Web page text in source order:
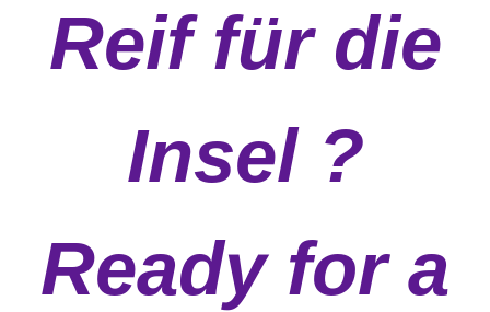
Reif für die
Insel ?
Ready for a